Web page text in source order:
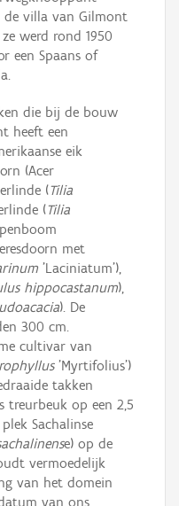
de villa van Gilmont
werd rond 1950
een Spaans of
die bij de bouw
heeft een
eik
(Acer
(Tilia
(Tilia
met
'Laciniatum'),
hippocastanum),
). De
300 cm.
cultivar van
'Myrtifolius')
takken
treurbeuk op een 2,5
Sachalinse
e) op de
vermoedelijk
van het domein
van ons